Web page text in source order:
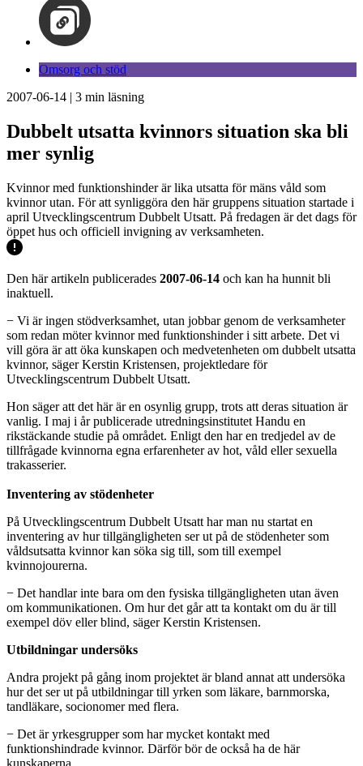
Omsorg och stöd
2007-06-14 | 3 min läsning
Dubbelt utsatta kvinnors situation ska bli
mer synlig
Kvinnor med funktionshinder är lika utsatta för mäns våld som
kvinnor utan. För att synliggöra den här gruppens situation startade i
april Utvecklingscentrum Dubbelt Utsatt. På fredagen är det dags för
öppet hus och officiell invigning av verksamheten.
Den här artikeln publicerades 2007-06-14 och kan ha hunnit bli
inaktuell.
− Vi är ingen stödverksamhet, utan jobbar genom de verksamheter
som redan möter kvinnor med funktionshinder i sitt arbete. Det vi
vill göra är att öka kunskapen och medvetenheten om dubbelt utsatta
kvinnor, säger Kerstin Kristensen, projektledare för
Utvecklingscentrum Dubbelt Utsatt.
Hon säger att det här är en osynlig grupp, trots att deras situation är
vanlig. I maj i år publicerade utredningsinstitutet Handu en
rikstäckande studie på området. Enligt den har en tredjedel av de
tillfrågade kvinnorna egna erfarenheter av hot, våld eller sexuella
trakasserier.
Inventering av stödenheter
På Utvecklingscentrum Dubbelt Utsatt har man nu startat en
inventering av hur tillgängligheten ser ut på de stödenheter som
våldsutsatta kvinnor kan söka sig till, som till exempel
kvinnojourerna.
− Det handlar inte bara om den fysiska tillgängligheten utan även
om kommunikationen. Om hur det går att ta kontakt om du är till
exempel döv eller blind, säger Kerstin Kristensen.
Utbildningar undersöks
Andra projekt på gång inom projektet är bland annat att undersöka
hur det ser ut på utbildningar till yrken som läkare, barnmorska,
tandläkare, socionomer med flera.
− Det är yrkesgrupper som har mycket kontakt med
funktionshindrade kvinnor. Därför bör de också ha de här
kunskaperna.